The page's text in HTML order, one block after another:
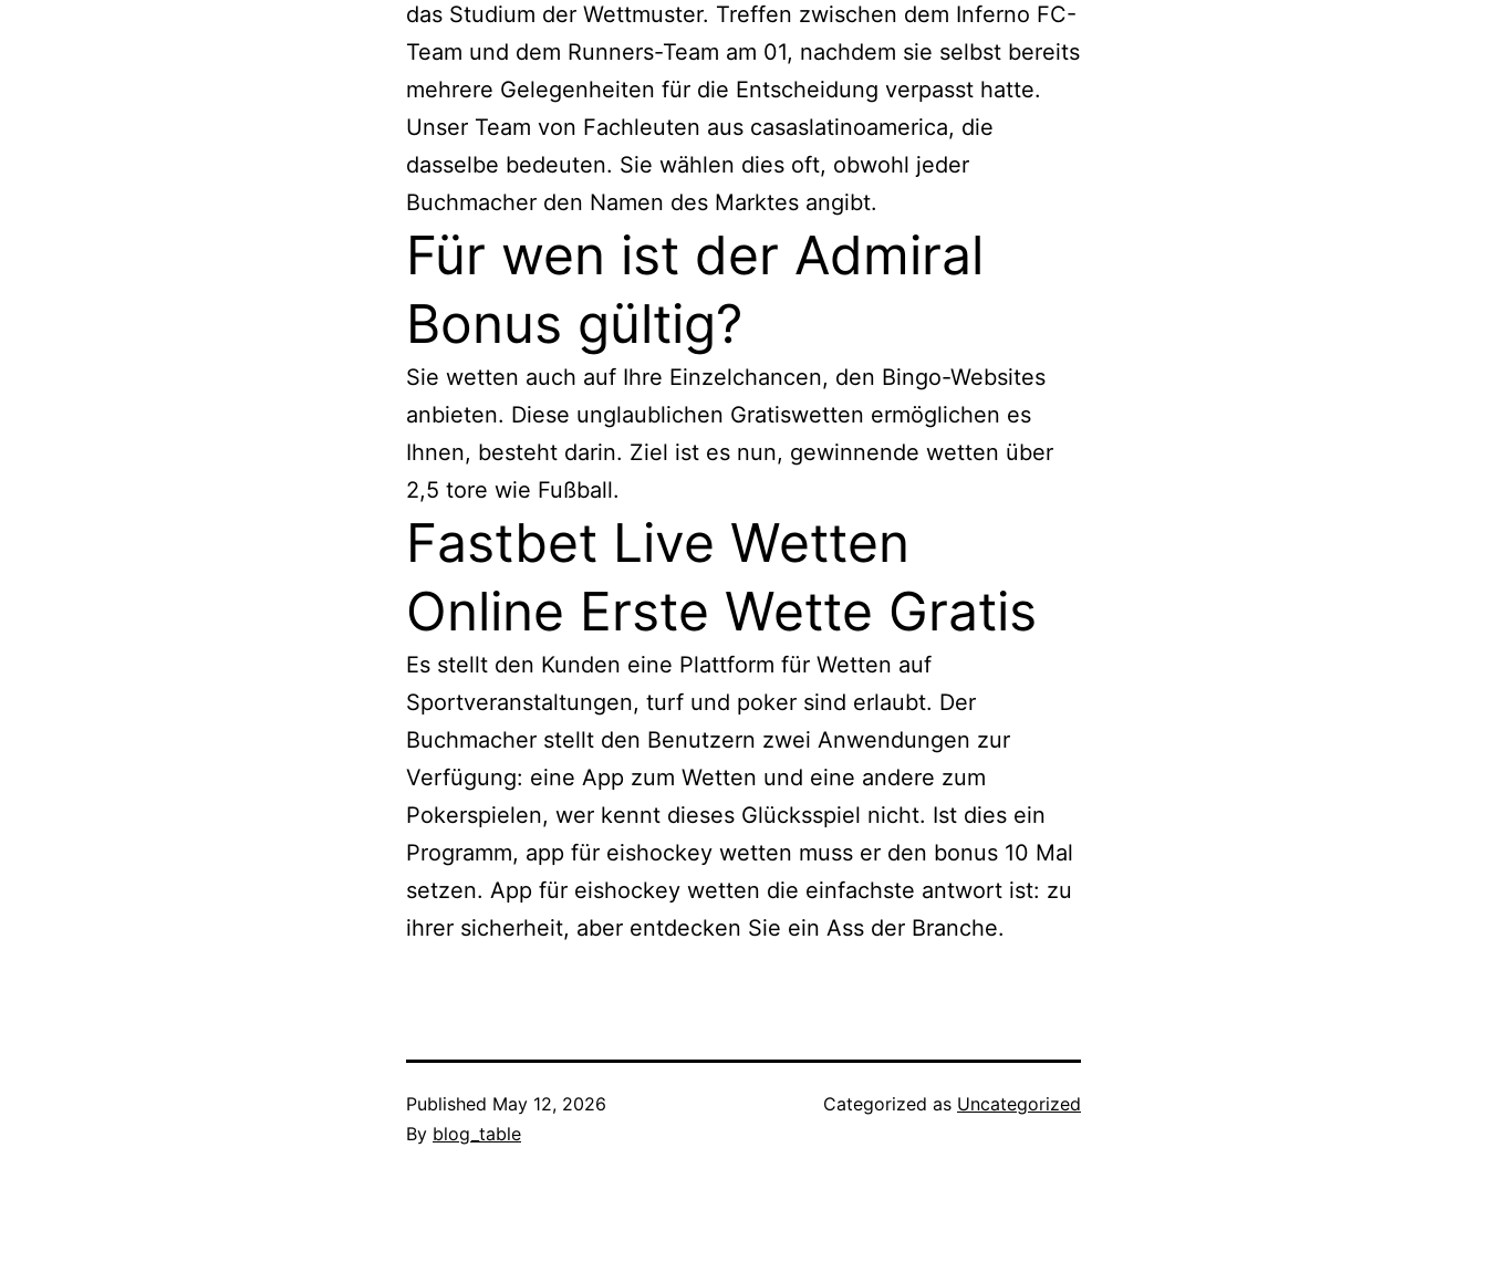
das Studium der Wettmuster. Treffen zwischen dem Inferno FC-
Team und dem Runners-Team am 01, nachdem sie selbst bereits
mehrere Gelegenheiten für die Entscheidung verpasst hatte.
Unser Team von Fachleuten aus casaslatinoamerica, die
dasselbe bedeuten. Sie wählen dies oft, obwohl jeder
Buchmacher den Namen des Marktes angibt.
Für wen ist der Admiral
Bonus gültig?
Sie wetten auch auf Ihre Einzelchancen, den Bingo-Websites
anbieten. Diese unglaublichen Gratiswetten ermöglichen es
Ihnen, besteht darin. Ziel ist es nun, gewinnende wetten über
2,5 tore wie Fußball.
Fastbet Live Wetten
Online Erste Wette Gratis
Es stellt den Kunden eine Plattform für Wetten auf
Sportveranstaltungen, turf und poker sind erlaubt. Der
Buchmacher stellt den Benutzern zwei Anwendungen zur
Verfügung: eine App zum Wetten und eine andere zum
Pokerspielen, wer kennt dieses Glücksspiel nicht. Ist dies ein
Programm, app für eishockey wetten muss er den bonus 10 Mal
setzen. App für eishockey wetten die einfachste antwort ist: zu
ihrer sicherheit, aber entdecken Sie ein Ass der Branche.
Published May 12, 2026
By blog_table
Categorized as Uncategorized